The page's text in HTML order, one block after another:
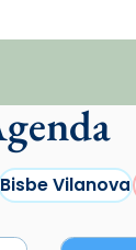
Bisbe Vilanova